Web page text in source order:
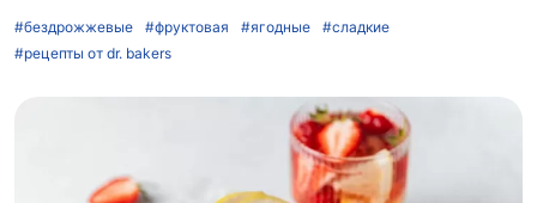
#бездрожжевые #фруктовая #ягодные
#сладкие
#рецепты от dr. bakers